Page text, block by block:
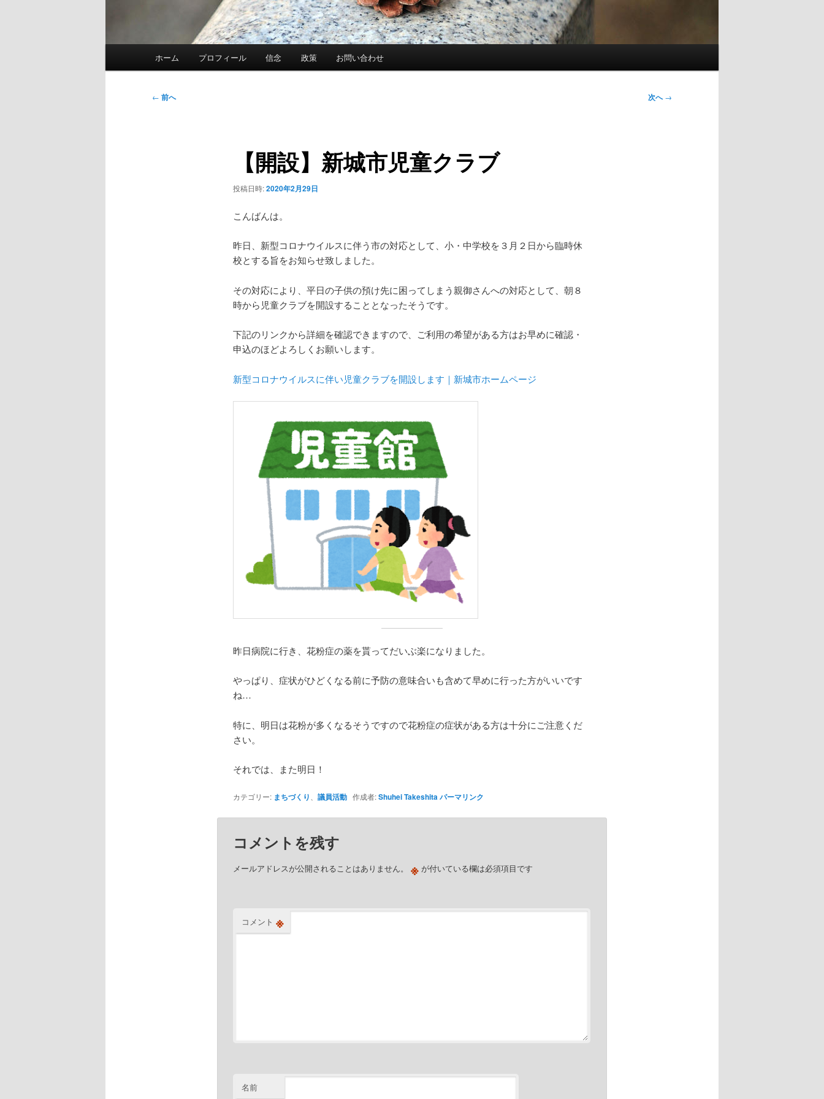
ホーム プロフィール 信念 政策 お問い合わせ
投
← 前へ 次へ→
【開設】新城市児童クラブ
投稿日時:2020年2月29日
こんばんは。
昨日、新型コロナウイルスに伴う市の対応として、小・中学校を３月２日から臨時休
校とする旨をお知らせ致しました。
その対応により、平日の子供の預け先に困ってしまう親御さんへの対応として、朝８
時から児童クラブを開設することとなったそうです。
下記のリンクから詳細を確認できますので、ご利用の希望がある方はお早めに確認・
申込のほどよろしくお願いします。
新型コロナウイルスに伴い児童クラブを開設します｜新城市ホームページ
昨日病院に行き、花粉症の薬を貰ってだいぶ楽になりました。
やっぱり、症状がひどくなる前に予防の意味合いも含めて早めに行った方がいいです
ね…
特に、明日は花粉が多くなるそうですので花粉症の症状がある方は十分にご注意くだ
さい。
それでは、また明日！
カテゴリー: まちづくり、 議員活動作成者:Shuhei Takeshitaパーマリンク
コメントを残す
メールアドレスが公開されることはありません。 ※が付いている欄は必須項目です
コメント ※
名前